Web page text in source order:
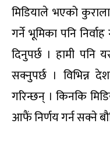
मिडियाले भएको
गर्ने भूमिका पनि
दिनुपर्छ । हामी पनि
सक्नुपर्छ । विभिन्न
गरिन्छन् । किनकि
आफैं निर्णय गर्न सक्ने